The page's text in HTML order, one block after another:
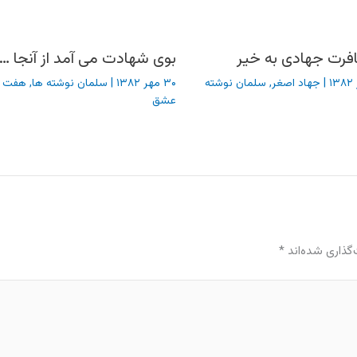
جهادی به خیر
| جهاد اصغر, سلمان نوشته
بوی شهادت می آمد از آنجا
۳۰ مهر ۱۳۸۲ | سلمان نوشته ها, هفت
عشق
شده‌اند *